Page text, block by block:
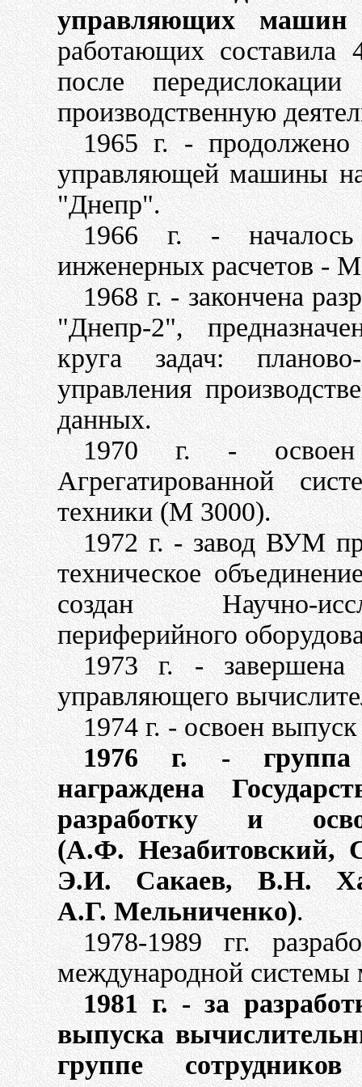
управляющих
работающих
после
производственную
1965 г. -
управляющей машины
"Днепр".
1966 г. -
инженерных расчетов -
1968 г. - закончена
"Днепр-2",
круга задач:
управления
данных.
1970 г. - освоен
Агрегатированной
техники (М 3000).
1972 г. - завод ВУМ
техническое
создан Научно-
периферийного
1973 г. - завершена
управляющего
1974 г. - освоен
1976 г. - группа
награждена
разработку и
(А.Ф. Незабитовский,
Э.И. Сакаев, В.Н.
А.Г. Мельниченко).
1978-1989 гг.
международной
1981 г. - за
выпуска
группе